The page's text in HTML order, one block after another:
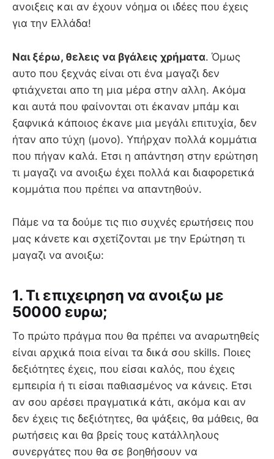
ανοιξεις και αν έχουν νόημα οι ιδέες που έχεις
για την Ελλάδα!
Ναι ξέρω, θελεις να βγάλεις χρήματα. Όμως
αυτο που ξεχνάς είναι οτι ένα μαγαζι δεν
φτιάχνεται απο τη μια μέρα στην αλλη. Ακόμα
και αυτά που φαίνονται οτι έκαναν μπάμ και
ξαφνικά κάποιος έκανε μια μεγάλι επιτυχία, δεν
ήταν απο τύχη (μονο). Υπήρχαν πολλά κομμάτια
που πήγαν καλά. Ετσι η απάντηση στην ερώτηση
τι μαγαζι να ανοιξω έχει πολλά και διαφορετικά
κομμάτια που πρέπει να απαντηθούν.
Πάμε να τα δούμε τις πιο συχνές ερωτήσεις που
μας κάνετε και σχετίζονται με την Ερώτηση τι
μαγαζι να ανοιξω:
1. Τι επιχειρηση να ανοιξω με
50000 ευρω;
Το πρώτο πράγμα που θα πρέπει να αναρωτηθείς
είναι αρχικά ποια είναι τα δικά σου skills. Ποιες
δεξιότητες έχεις, που είσαι καλός, που έχεις
εμπειρία ή τι είσαι παθιασμένος να κάνεις. Ετσι
αν σου αρέσει πραγματικά κάτι, ακόμα και αν
δεν έχεις τις δεξιότητες, θα ψάξεις, θα μάθεις, θα
ρωτήσεις και θα βρείς τους κατάλληλους
συνεργάτες που θα σε βοηθήσουν να